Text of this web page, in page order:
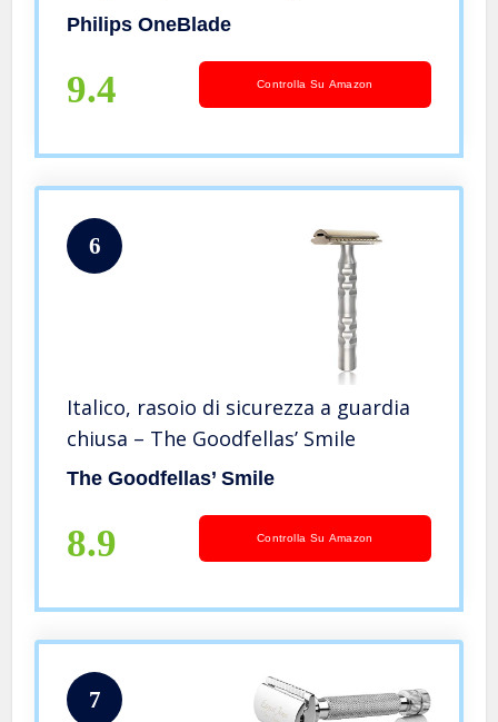
Lama di Ricambio
Philips OneBlade
9.4 Controlla Su Amazon
6
Italico, rasoio di sicurezza a guardia
chiusa – The Goodfellas’ Smile
The Goodfellas’ Smile
8.9 Controlla Su Amazon
7